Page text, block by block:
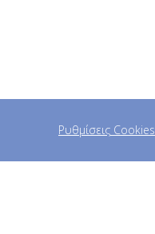
Ρυθμίσεις Cookies